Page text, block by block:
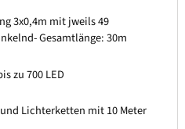
3x0,4m mit jweils 49
Gesamtlänge: 30m
zu 700 LED
Lichterketten mit 10 Meter